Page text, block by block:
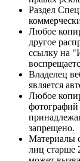
Раздел
Любое
другое
ссылку на
Владелец
является
Любое
фотографий
запрещено.
Материалы
лиц старше